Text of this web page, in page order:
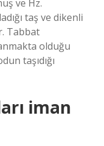
ve Hz.
taş ve dikenli
Tabbat
olduğu
taşıdığı
iman